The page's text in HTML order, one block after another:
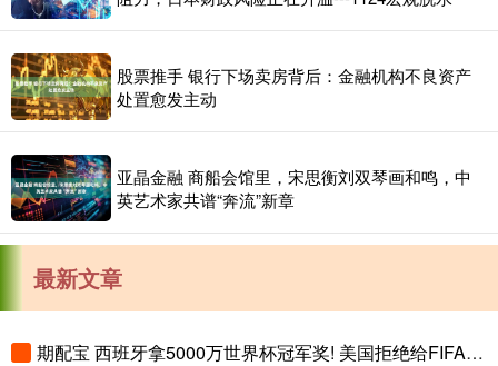
股票推手 银行下场卖房背后：金融机构不良资产
处置愈发主动
亚晶金融 商船会馆里，宋思衡刘双琴画和鸣，中
英艺术家共谱“奔流”新章
最新文章
期配宝 西班牙拿5000万世界杯冠军奖! 美国拒绝给FIFA免税, 最高征税41%